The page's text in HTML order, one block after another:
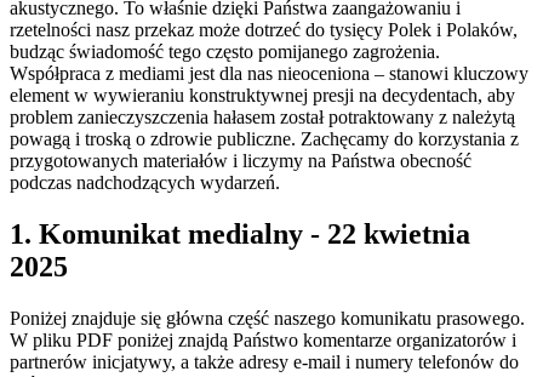
akustycznego. To właśnie dzięki Państwa zaangażowaniu i
rzetelności nasz przekaz może dotrzeć do tysięcy Polek i Polaków,
budząc świadomość tego często pomijanego zagrożenia.
Współpraca z mediami jest dla nas nieoceniona – stanowi kluczowy
element w wywieraniu konstruktywnej presji na decydentach, aby
problem zanieczyszczenia hałasem został potraktowany z należytą
powagą i troską o zdrowie publiczne. Zachęcamy do korzystania z
przygotowanych materiałów i liczymy na Państwa obecność
podczas nadchodzących wydarzeń.
1. Komunikat medialny - 22 kwietnia
2025
Poniżej znajduje się główna część naszego komunikatu prasowego.
W pliku PDF poniżej znajdą Państwo komentarze organizatorów i
partnerów inicjatywy, a także adresy e-mail i numery telefonów do